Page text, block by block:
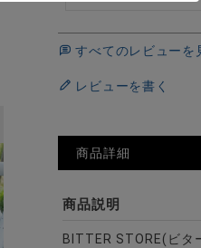
すべてのレビューを
レビューを書く
商品詳細
商品説明
BITTER STORE(ビタ